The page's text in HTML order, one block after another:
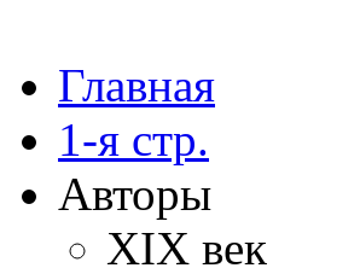
Главная
1-я стр.
Авторы
XIX век